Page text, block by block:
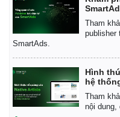
Quan sát
Cuộc sống đó đây
Hồ sơ
Tham
publisher
SmartAds.
Hình
hệ
Tham
nội dung,